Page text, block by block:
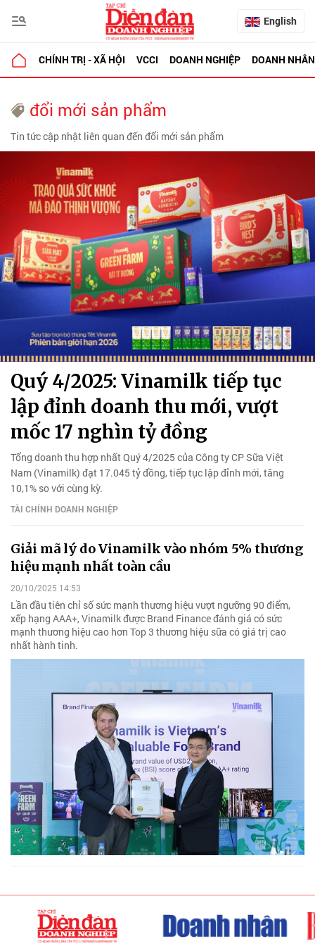
English
CHÍNH TRỊ - XÃ HỘI VCCI DOANH NGHIỆP DOANH NHÂN
đổi mới sản phẩm
Tin tức cập nhật liên quan đến đổi mới sản phẩm
Quý 4/2025: Vinamilk tiếp tục
lập đỉnh doanh thu mới, vượt
mốc 17 nghìn tỷ đồng
Tổng doanh thu hợp nhất Quý 4/2025 của Công ty CP Sữa Việt
Nam (Vinamilk) đạt 17.045 tỷ đồng, tiếp tục lập đỉnh mới, tăng
10,1% so với cùng kỳ.
TÀI CHÍNH DOANH NGHIỆP
Giải mã lý do Vinamilk vào nhóm 5% thương
hiệu mạnh nhất toàn cầu
20/10/2025 14:53
Lần đầu tiên chỉ số sức mạnh thương hiệu vượt ngưỡng 90 điểm,
xếp hạng AAA+, Vinamilk được Brand Finance đánh giá có sức
mạnh thương hiệu cao hơn Top 3 thương hiệu sữa có giá trị cao
nhất hành tinh.